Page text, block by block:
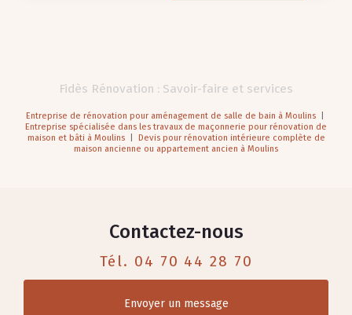
Fidès Rénovation : Savoir-faire et services
Entreprise de rénovation pour aménagement de salle de bain à Moulins|
Entreprise spécialisée dans les travaux de maçonnerie pour rénovation de
maison et bâti à Moulins|
Devis pour rénovation intérieure complète de
maison ancienne ou appartement ancien à Moulins
Contactez-nous
Tél. 04 70 44 28 70
Envoyer un message